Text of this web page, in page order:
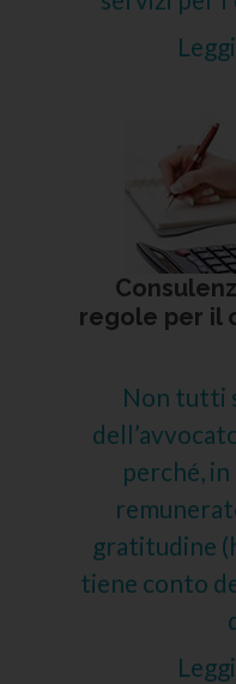
regole per il
Non tutti
perché,
gratitudine
tiene conto